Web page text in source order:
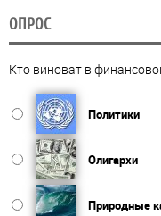
ОПРОС
Кто виноват в
Политики
Олигархи
Природные